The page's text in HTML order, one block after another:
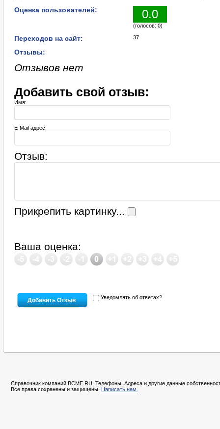
Оценка пользователей: 0.0
(голосов: 0)
Переходов на сайт: 37
Отзывы:
Отзывов нет
Добавить свой отзыв:
Имя:
E-Mail адрес:
Отзыв:
Прикрепить картинку...
Ваша оценка:
Уведомлять об ответах?
Справочник компаний BCME.RU. Телефоны, Адреса и другие данные
Все права сохранены и защищены. Написать нам.